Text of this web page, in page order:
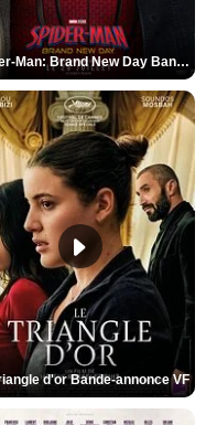
Spider-Man: Brand New Day Bande-annonce VO STFR
d'or Bande-annonce VF